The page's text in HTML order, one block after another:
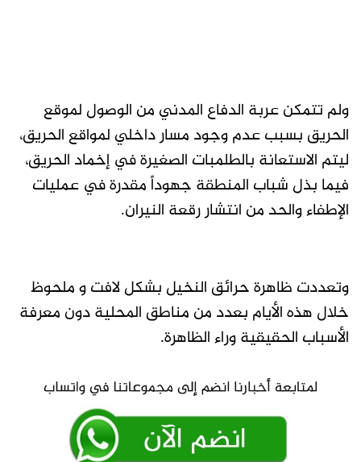
ولم تتمكن عربة الدفاع المدني من الوصول لموقع
الحريق بسبب عدم وجود مسار داخلي لمواقع الحريق،
ليتم الاستعانة بالطلمبات الصغيرة في إخماد الحريق،
فيما بذل شباب المنطقة جهوداً مقدرة في عمليات
الإطفاء والحد من انتشار رقعة النيران.
وتعددت ظاهرة حرائق النخيل بشكل لافت و ملحوظ
خلال هذه الأيام بعدد من مناطق المحلية دون معرفة
الأسباب الحقيقية وراء الظاهرة.